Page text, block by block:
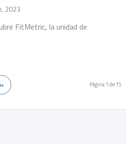
2023
FitMetric, la unidad de
Página 1 de 15
»